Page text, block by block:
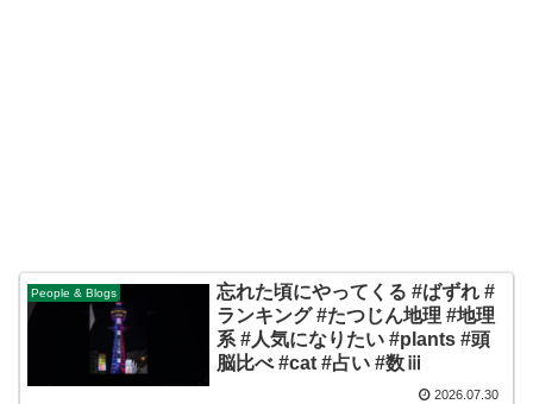
People & Blogs
忘れた頃にやってくる #ばずれ #
ランキング #たつじん地理 #地理
系 #人気になりたい #plants #頭
脳比べ #cat #占い #数ⅲ
2026.07.30